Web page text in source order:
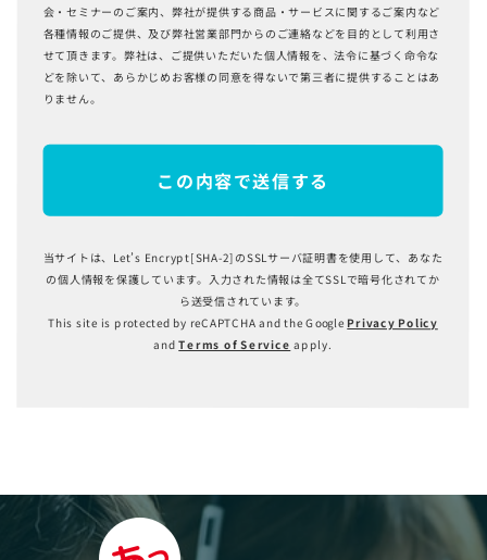
会・セミナーのご案内、弊社が提供する商品・サービスに関するご案内など
各種情報のご提供、及び弊社営業部門からのご連絡などを目的として利用さ
せて頂きます。弊社は、ご提供いただいた個人情報を、法令に基づく命令な
どを除いて、あらかじめお客様の同意を得ないで第三者に提供することはあ
りません。
この内容で送信する
当サイトは、Let’s Encrypt[SHA-2]のSSLサーバ証明書を使用して、あなた
の個人情報を保護しています。 入力された情報は全てSSLで暗号化されてか
ら送受信されています。
This site is protected by reCAPTCHA and the Google Privacy Policy
andTerms of Service apply.